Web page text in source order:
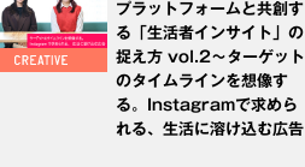
プラットフォームと共創す
る「生活者インサイト」の
捉え方 vol.2～ターゲット
のタイムラインを想像す
る。Instagramで求めら
れる、生活に溶け込む広告